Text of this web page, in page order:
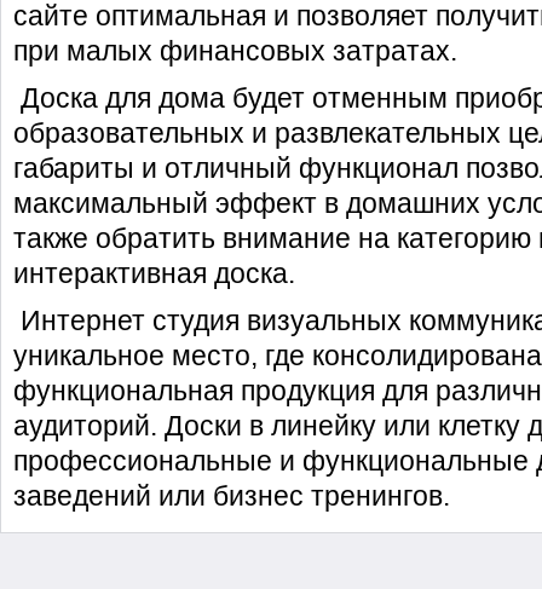
сайте оптимальная и позволяет
при малых финансовых затратах.
Доска для дома будет отменным
образовательных и развлекательных
габариты и отличный функционал
максимальный эффект в домашних
также обратить внимание на
интерактивная доска.
Интернет студия визуальных
уникальное место, где
функциональная продукция для
аудиторий. Доски в линейку или клетку
профессиональные и функциональные
заведений или бизнес тренингов.